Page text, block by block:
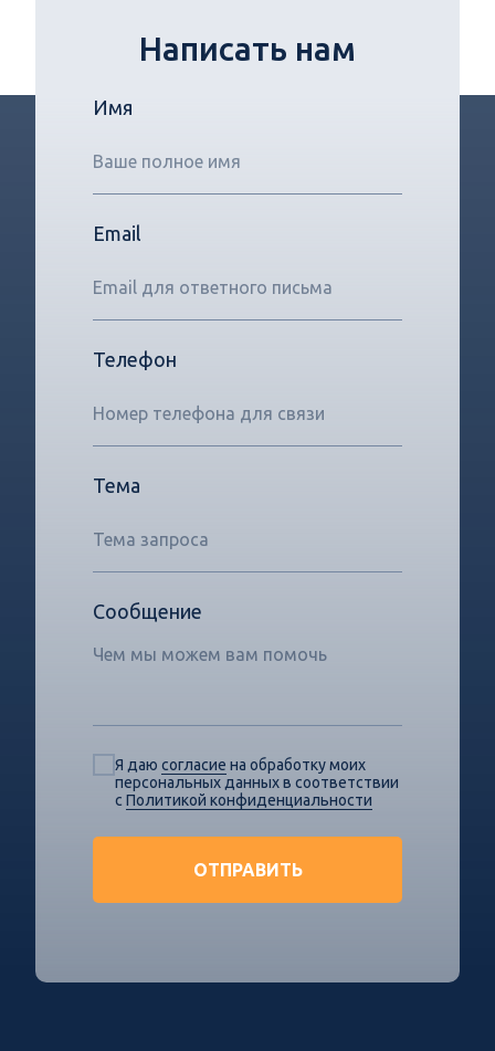
Имя
Email
Телефон
Тема
Сообщение
Я даю согласие на обработку моих
персональных данных в соответствии
с Политикой конфиденциальности
ОТПРАВИТЬ
Написать нам